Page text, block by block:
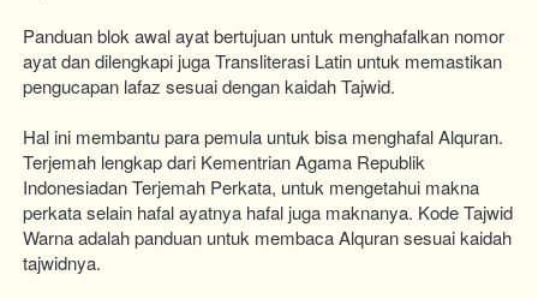
Panduan blok awal ayat bertujuan untuk menghafalkan nomor
ayat dan dilengkapi juga Transliterasi Latin untuk memastikan
pengucapan lafaz sesuai dengan kaidah Tajwid.
Hal ini membantu para pemula untuk bisa menghafal Alquran.
Terjemah lengkap dari Kementrian Agama Republik
Indonesiadan Terjemah Perkata, untuk mengetahui makna
perkata selain hafal ayatnya hafal juga maknanya. Kode Tajwid
Warna adalah panduan untuk membaca Alquran sesuai kaidah
tajwidnya.